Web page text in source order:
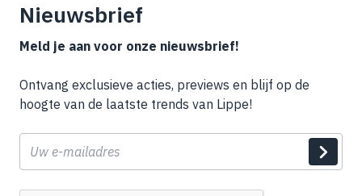
Nieuwsbrief
Meld je aan voor onze nieuwsbrief!
Ontvang exclusieve acties, previews en blijf op de
hoogte van de laatste trends van Lippe!
mail